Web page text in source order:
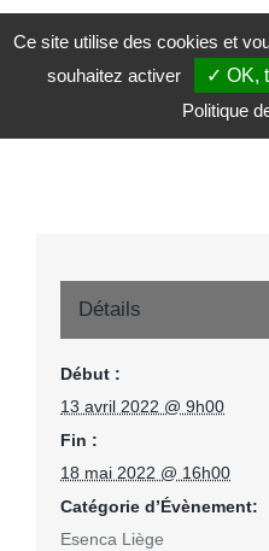
Handicap et sexualité : entre
nos locaux)
Détails
Début :
13 avril 2022 @ 9h00
Fin :
18 mai 2022 @ 16h00
Catégorie d’Évènement:
Esenca Liège
Ce site utilise des cookies et
souhaitez activer
✓ OK,
Politique